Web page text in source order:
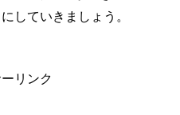
していきましょう。
リンク